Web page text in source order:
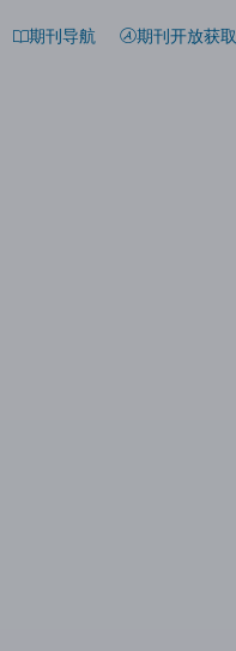
期刊导航 期刊开放获取